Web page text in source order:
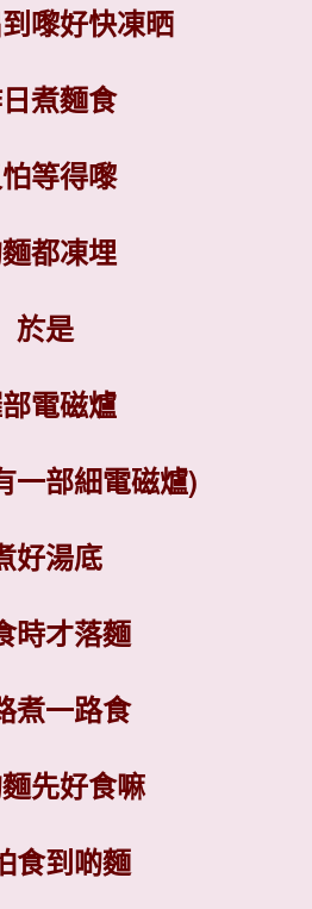
嚟好快凍晒
煮麵食
等得嚟
都凍埋
於是
電磁爐
一部細電磁爐)
好湯底
時才落麵
煮一路食
先好食嘛
食到啲麵